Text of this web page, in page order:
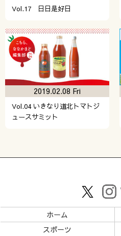
Vol.17 日日是好日
Vol.04 いきなり道北トマトジ
ュースサミット
2019.02.08 Fri
ホーム
スポーツ